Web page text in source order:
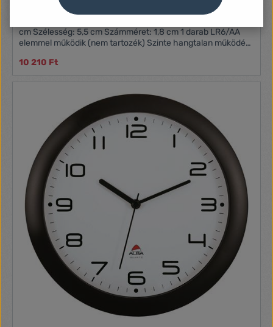
Alba "Hornew" falióra fehér színű (BHORNEWFE)
cm Szélesség: 5,5 cm Számméret: 1,8 cm 1 darab LR6/AA
elemmel működik (nem tartozék) Szinte hangtalan működés
10 210 Ft